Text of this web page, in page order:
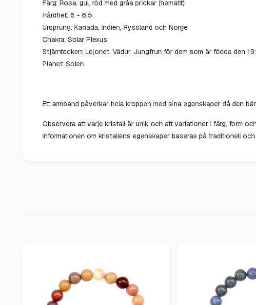
Färg: Rosa, gul, röd med gråa prickar (hematit)
Hårdhet: 6 - 6,5
Ursprung: Kanada, Indien, Ryssland och Norge
Chakra: Solar Plexus
Stjärntecken: Lejonet, Vädur, Jungfrun för dem som är födda den
Planet: Solen
Ett armband påverkar hela kroppen med sina egenskaper då den
Observera att varje kristall är unik och att variationer i färg, form
Informationen om kristallens egenskaper baseras på traditionell